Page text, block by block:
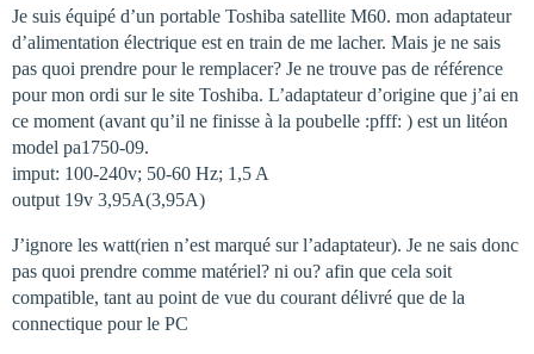
Je suis équipé d’un portable Toshiba satellite M60. mon adaptateur
d’alimentation électrique est en train de me lacher. Mais je ne sais
pas quoi prendre pour le remplacer? Je ne trouve pas de référence
pour mon ordi sur le site Toshiba. L’adaptateur d’origine que j’ai en
ce moment (avant qu’il ne finisse à la poubelle :pfff: ) est un litéon
model pa1750-09.
imput: 100-240v; 50-60 Hz; 1,5 A
output 19v 3,95A(3,95A)
J’ignore les watt(rien n’est marqué sur l’adaptateur). Je ne sais donc
pas quoi prendre comme matériel? ni ou? afin que cela soit
compatible, tant au point de vue du courant délivré que de la
connectique pour le PC